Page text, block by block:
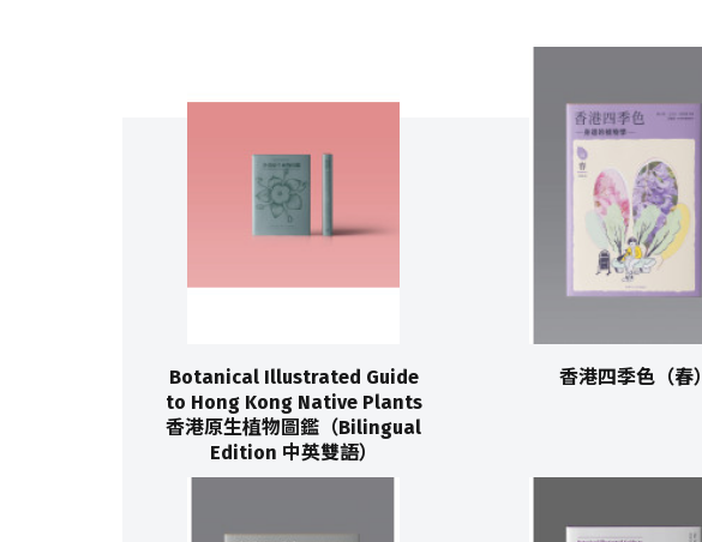
Botanical Illustrated Guide
to Hong Kong Native Plants
香港原生植物圖鑑（Bilingual
Edition 中英雙語）
香港四季色（春）